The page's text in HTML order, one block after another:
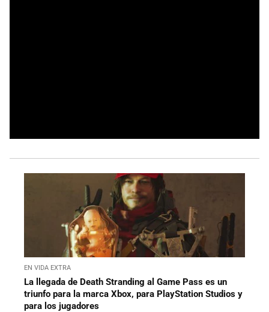
EN VIDA EXTRA
La llegada de Death Stranding al Game Pass es un
triunfo para la marca Xbox, para PlayStation Studios y
para los jugadores